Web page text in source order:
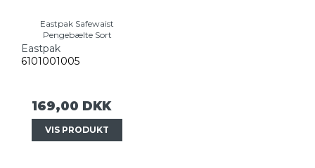
Eastpak Safewaist
Pengebælte Sort
Eastpak
6101001005
169,00 DKK
VIS PRODUKT